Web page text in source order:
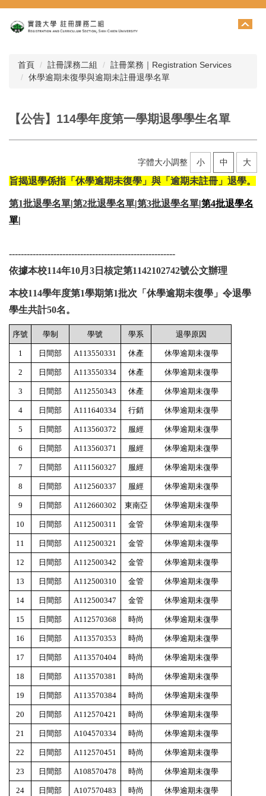
跳
到
主
首頁 註冊課務二組
註冊業務｜Registration Services
休學逾期未復學與逾期未註冊退學名單
【公告】114學年度第一學期退學學生名單
字體大小調整 小 中 大
旨揭退學係指「休學逾期未復學」與「逾期未註冊」退學。
第1批退學名單|第2批退學名單|第3批退學名單|第4批退學名
單|
--------------------------------------------------------
依據本校114年10月3日核定第1142102742號公文辦理
本校114學年度第1學期第1批次「休學逾期未復學」 令退學
學生共計50名。
序號 學制 學號 學系 退學原因
1 日間部 A113550331 休產 休學逾期未復學
2 日間部 A113550334 休產 休學逾期未復學
3 日間部 A112550343 休產 休學逾期未復學
4 日間部 A111640334 行銷 休學逾期未復學
5 日間部 A113560372 服經 休學逾期未復學
6 日間部 A113560371 服經 休學逾期未復學
7 日間部 A111560327 服經 休學逾期未復學
8 日間部 A112560337 服經 休學逾期未復學
9 日間部 A112660302 東南亞 休學逾期未復學
10 日間部 A112500311 金管 休學逾期未復學
11 日間部 A112500321 金管 休學逾期未復學
12 日間部 A112500342 金管 休學逾期未復學
13 日間部 A112500310 金管 休學逾期未復學
14 日間部 A112500347 金管 休學逾期未復學
15 日間部 A112570368 時尚 休學逾期未復學
16 日間部 A113570353 時尚 休學逾期未復學
17 日間部 A113570404 時尚 休學逾期未復學
18 日間部 A113570381 時尚 休學逾期未復學
19 日間部 A113570384 時尚 休學逾期未復學
20 日間部 A112570421 時尚 休學逾期未復學
21 日間部 A104570334 時尚 休學逾期未復學
22 日間部 A112570451 時尚 休學逾期未復學
23 日間部 A108570478 時尚 休學逾期未復學
24 日間部 A107570483 時尚 休學逾期未復學